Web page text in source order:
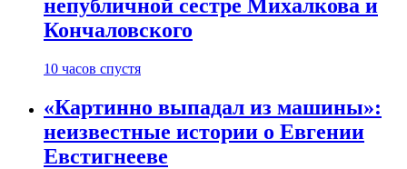
непубличной сестре Михалкова и
Кончаловского
10 часов спустя
«Картинно выпадал из машины»:
неизвестные истории о Евгении
Евстигнееве